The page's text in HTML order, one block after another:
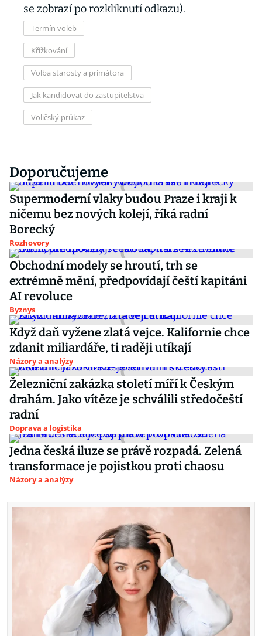
se zobrazí po rozkliknutí odkazu).
Termín voleb
Křížkování
Volba starosty a primátora
Jak kandidovat do zastupitelstva
Voličský průkaz
Doporučujeme
Supermoderní vlaky budou Praze i kraji k
ničemu bez nových kolejí, říká radní
Borecký
Rozhovory
Obchodní modely se hroutí, trh se
extrémně mění, předpovídají čeští kapitáni
AI revoluce
Byznys
Když daň vyžene zlatá vejce. Kalifornie chce
zdanit miliardáře, ti raději utíkají
Názory a analýzy
Železniční zakázka století míří k Českým
drahám. Jako vítěze je schválili středočeští
radní
Doprava a logistika
Jedna česká iluze se právě rozpadá. Zelená
transformace je pojistkou proti chaosu
Názory a analýzy